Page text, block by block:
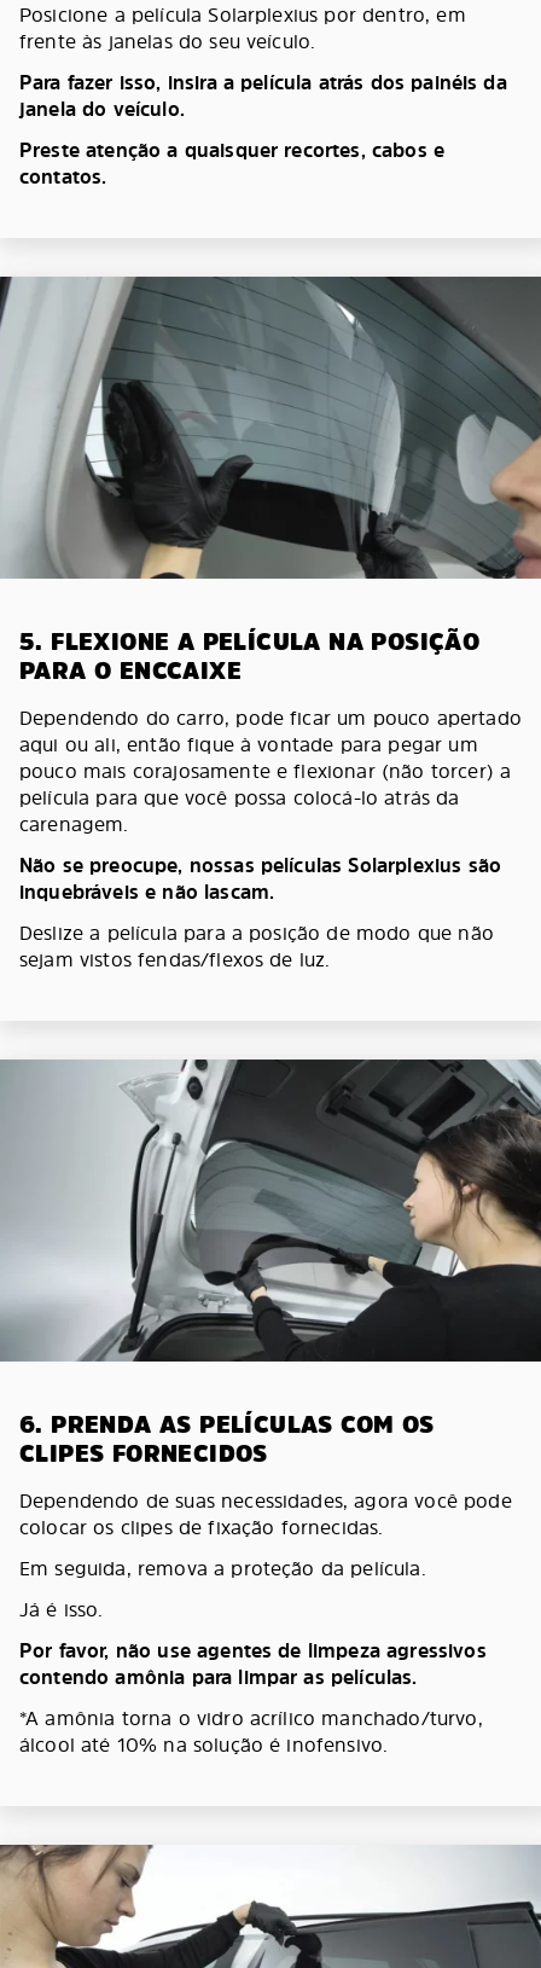
Posicione a película Solarplexius por dentro, em
frente às janelas do seu veículo.
Para fazer isso, insira a película atrás dos painéis da
janela do veículo.
Preste atenção a quaisquer recortes, cabos e
contatos.
5. FLEXIONE A PELÍCULA NA POSIÇÃO
PARA O ENCCAIXE
Dependendo do carro, pode ficar um pouco apertado
aqui ou ali, então fique à vontade para pegar um
pouco mais corajosamente e flexionar (não torcer) a
película para que você possa colocá-lo atrás da
carenagem.
Não se preocupe, nossas películas Solarplexius são
inquebráveis e não lascam.
Deslize a película para a posição de modo que não
sejam vistos fendas/flexos de luz.
6. PRENDA AS PELÍCULAS COM OS
CLIPES FORNECIDOS
Dependendo de suas necessidades, agora você pode
colocar os clipes de fixação fornecidas.
Em seguida, remova a proteção da película.
Já é isso.
Por favor, não use agentes de limpeza agressivos
contendo amônia para limpar as películas.
*A amônia torna o vidro acrílico manchado/turvo,
álcool até 10% na solução é inofensivo.